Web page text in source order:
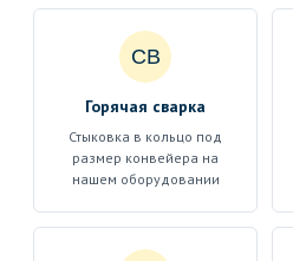
СВ
Горячая сварка
Стыковка в кольцо под
размер конвейера на
нашем оборудовании